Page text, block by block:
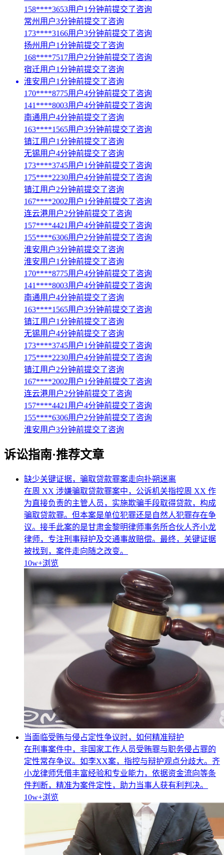
158****3653用户1分钟前提交了咨询
常州用户3分钟前提交了咨询
173****3166用户3分钟前提交了咨询
扬州用户1分钟前提交了咨询
168****7517用户2分钟前提交了咨询
宿迁用户1分钟前提交了咨询
淮安用户1分钟前提交了咨询
170****8775用户4分钟前提交了咨询
141****8003用户4分钟前提交了咨询
南通用户4分钟前提交了咨询
163****1565用户3分钟前提交了咨询
镇江用户1分钟前提交了咨询
无锡用户4分钟前提交了咨询
173****3745用户1分钟前提交了咨询
175****2230用户4分钟前提交了咨询
镇江用户2分钟前提交了咨询
167****2002用户1分钟前提交了咨询
连云港用户2分钟前提交了咨询
157****4421用户4分钟前提交了咨询
155****6306用户2分钟前提交了咨询
淮安用户3分钟前提交了咨询
淮安用户1分钟前提交了咨询
170****8775用户4分钟前提交了咨询
141****8003用户4分钟前提交了咨询
南通用户4分钟前提交了咨询
163****1565用户3分钟前提交了咨询
镇江用户1分钟前提交了咨询
无锡用户4分钟前提交了咨询
173****3745用户1分钟前提交了咨询
175****2230用户4分钟前提交了咨询
镇江用户2分钟前提交了咨询
167****2002用户1分钟前提交了咨询
连云港用户2分钟前提交了咨询
157****4421用户4分钟前提交了咨询
155****6306用户2分钟前提交了咨询
淮安用户3分钟前提交了咨询
诉讼指南·推荐文章
缺少关键证据，骗取贷款罪案走向扑朔迷离
在周 XX 涉嫌骗取贷款罪案中，公诉机关指控周 XX 作
为直接负责的主管人员，实施欺骗手段取得贷款，构成
骗取贷款罪。但本案是单位犯罪还是自然人犯罪存在争
议。接手此案的是甘肃金黎明律师事务所合伙人齐小龙
律师，专注刑事辩护及交通事故赔偿。最终，关键证据
被找到，案件走向随之改变。
10w+浏览
当面临受贿与侵占定性争议时，如何精准辩护
在刑事案件中，非国家工作人员受贿罪与职务侵占罪的
定性常存争议。如李XX案，指控与辩护观点分歧大。齐
小龙律师凭借丰富经验和专业能力，依据资金流向等条
件判断，精准为案件定性，助力当事人获有利判决。
10w+浏览